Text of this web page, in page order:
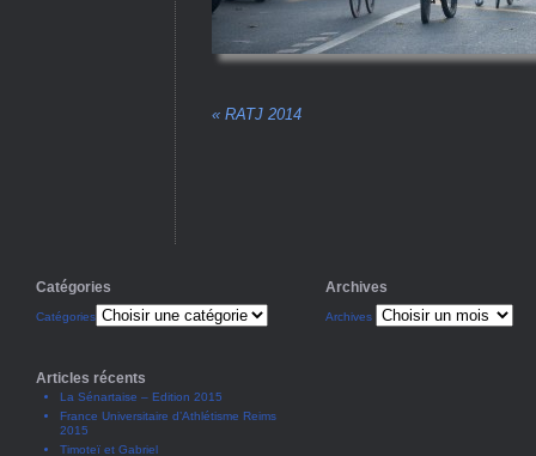
« RATJ 2014
Catégories
Catégories
Articles récents
La Sénartaise – Edition 2015
France Universitaire d’Athlétisme Reims
2015
Timoteï et Gabriel
Archives
Archives